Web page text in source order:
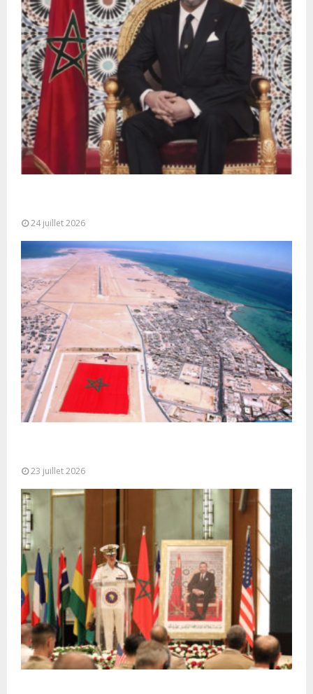
24 juillet 2026
23 juillet 2026